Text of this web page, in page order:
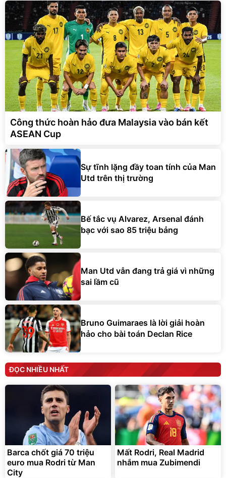
Công thức hoàn hảo đưa Malaysia vào bán kết
ASEAN Cup
Sự tĩnh lặng đầy toan tính của Man
Utd trên thị trường
Bế tắc vụ Alvarez, Arsenal đánh
bạc với sao 85 triệu bảng
Man Utd vẫn đang trả giá vì những
sai lầm cũ
Bruno Guimaraes là lời giải hoàn
hảo cho bài toán Declan Rice
ĐỌC NHIỀU NHẤT
Barca chốt giá 70 triệu
euro mua Rodri từ Man
City
Mất Rodri, Real Madrid
nhắm mua Zubimendi